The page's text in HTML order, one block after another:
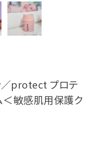
／protect プロテ
＜敏感肌用保護ク